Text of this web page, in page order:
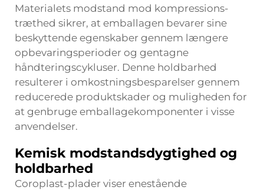
Materialets modstand mod kompressions-
træthed sikrer, at emballagen bevarer sine
beskyttende egenskaber gennem længere
opbevaringsperioder og gentagne
håndteringscykluser. Denne holdbarhed
resulterer i omkostningsbesparelser gennem
reducerede produktskader og muligheden for
at genbruge emballagekomponenter i visse
anvendelser.
Kemisk modstandsdygtighed og
holdbarhed
Coroplast-plader viser enestående